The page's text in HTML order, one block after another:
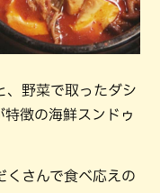
、野菜で取ったダシ
徴の海鮮スンドゥ
くさんで食べ応えの